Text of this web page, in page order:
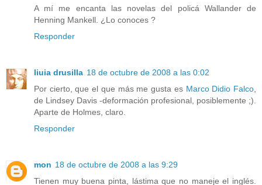
A mí me encanta las novelas del policá Wallander de
Henning Mankell. ¿Lo conoces ?
Responder
liuia drusilla 18 de octubre de 2008 a las 0:02
Por cierto, que el que más me gusta es Marco Didio Falco
de Lindsey Davis -deformación profesional, posiblemente ;).
Aparte de Holmes, claro.
Responder
mon 18 de octubre de 2008 a las 9:29
Tienen muy buena pinta, lástima que no maneje el inglés.